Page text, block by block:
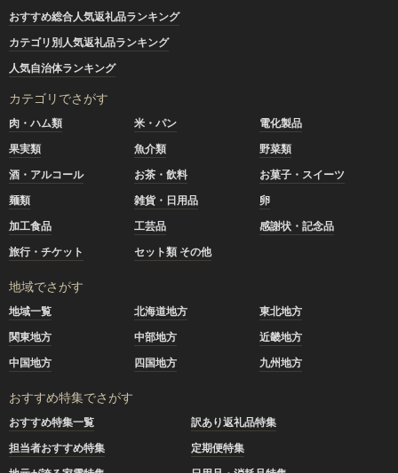
おすすめ総合人気返礼品ランキング
カテゴリ別人気返礼品ランキング
人気自治体ランキング
カテゴリでさがす
肉・ハム類 米・パン
電化製品
果実類
魚介類
野菜類
酒・アルコール
お茶・飲料
お菓子・スイーツ
麺類
雑貨・日用品
卵
加工食品
工芸品
感謝状・記念品
旅行・チケット
セット類 その他
地域でさがす
地域一覧 北海道地方
東北地方
関東地方
中部地方
近畿地方
中国地方
四国地方 九州地方
おすすめ特集でさがす
おすすめ特集一覧
訳あり返礼品特集
担当者おすすめ特集
定期便特集